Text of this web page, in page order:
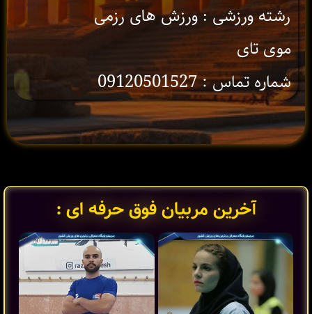
رشته ورزشی : ورزش های رزمی
موی تای
شماره تماس : 09120501527
آخرین مربیان فوق حرفه ای :